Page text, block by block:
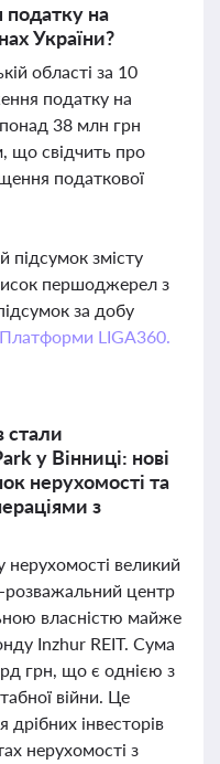
на
України?
області за 10
податку на
38 млн грн
що свідчить про
податкової
змісту
першоджерел з
за добу
Платформи LIGA360.
стали
у Вінниці: нові
нерухомості та
з
нерухомості великий
розважальний центр
власністю майже
Inzhur REIT. Сума
грн, що є однією з
війни. Це
дрібних інвесторів
нерухомості з